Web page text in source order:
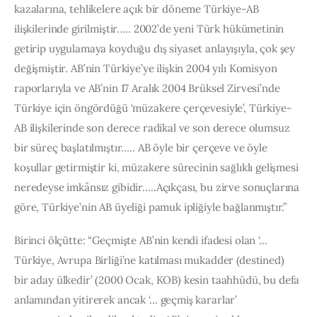
kazalarına, tehlikelere açık bir döneme Türkiye-AB
ilişkilerinde girilmiştir….. 2002’de yeni Türk hükümetinin
getirip uygulamaya koyduğu dış siyaset anlayışıyla, çok şey
değişmiştir. AB’nin Türkiye’ye ilişkin 2004 yılı Komisyon
raporlarıyla ve AB’nin 17 Aralık 2004 Brüksel Zirvesi’nde
Türkiye için öngördüğü ‘müzakere çerçevesiyle’, Türkiye-
AB ilişkilerinde son derece radikal ve son derece olumsuz
bir süreç başlatılmıştır….. AB öyle bir çerçeve ve öyle
koşullar getirmiştir ki, müzakere sürecinin sağlıklı gelişmesi
neredeyse imkânsız gibidir…..Açıkçası, bu zirve sonuçlarına
göre, Türkiye’nin AB üyeliği pamuk ipliğiyle bağlanmıştır.”
Birinci ölçütte: “Geçmişte AB’nin kendi ifadesi olan ‘…
Türkiye, Avrupa Birliği’ne katılması mukadder (destined)
bir aday ülkedir’ (2000 Ocak, KOB) kesin taahhüdü, bu defa
anlamından yitirerek ancak ‘… geçmiş kararlar’